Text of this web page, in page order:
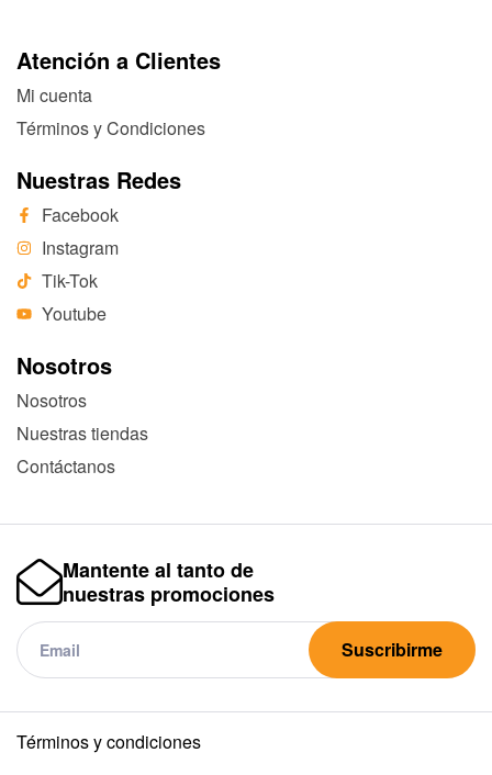
Atención a Clientes
Mi cuenta
Términos y Condiciones
Nuestras Redes
Facebook
Instagram
Tik-Tok
Youtube
Nosotros
Nosotros
Nuestras tiendas
Contáctanos
Mantente al tanto de
nuestras promociones
Suscribirme
Términos y condiciones